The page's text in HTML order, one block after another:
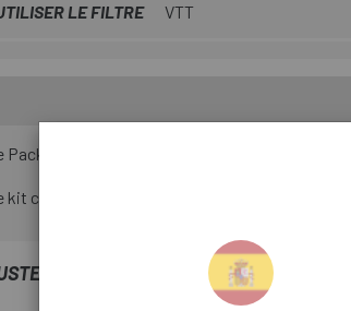
LE FILTRE VTT
Pack Réducteur de durite/Ovalillo BH90 XT
kit comprend Olive et Pin compatibles avec les
SHOPS REVIEWS